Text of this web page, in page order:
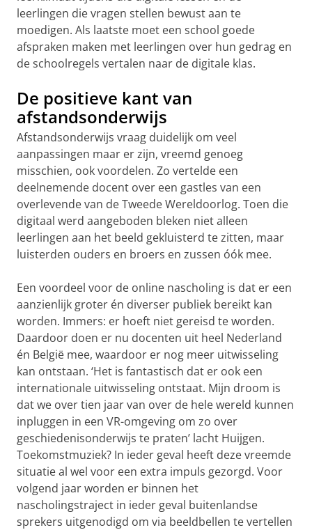
leerlingen die vragen stellen bewust aan te
moedigen. Als laatste moet een school goede
afspraken maken met leerlingen over hun gedrag en
de schoolregels vertalen naar de digitale klas.
De positieve kant van
afstandsonderwijs
Afstandsonderwijs vraag duidelijk om veel
aanpassingen maar er zijn, vreemd genoeg
misschien, ook voordelen. Zo vertelde een
deelnemende docent over een gastles van een
overlevende van de Tweede Wereldoorlog. Toen die
digitaal werd aangeboden bleken niet alleen
leerlingen aan het beeld gekluisterd te zitten, maar
luisterden ouders en broers en zussen óók mee.
Een voordeel voor de online nascholing is dat er een
aanzienlijk groter én diverser publiek bereikt kan
worden. Immers: er hoeft niet gereisd te worden.
Daardoor doen er nu docenten uit heel Nederland
én België mee, waardoor er nog meer uitwisseling
kan ontstaan. ‘Het is fantastisch dat er ook een
internationale uitwisseling ontstaat. Mijn droom is
dat we over tien jaar van over de hele wereld kunnen
inpluggen in een VR-omgeving om zo over
geschiedenisonderwijs te praten’ lacht Huijgen.
Toekomstmuziek? In ieder geval heeft deze vreemde
situatie al wel voor een extra impuls gezorgd. Voor
volgend jaar worden er binnen het
nascholingstraject in ieder geval buitenlandse
sprekers uitgenodigd om via beeldbellen te vertellen